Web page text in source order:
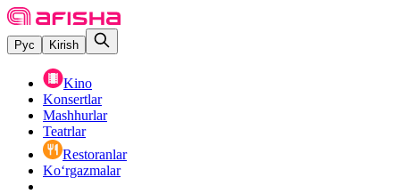
Рус Kirish
Kino
Konsertlar
Mashhurlar
Teatrlar
Restoranlar
Ko‘rgazmalar